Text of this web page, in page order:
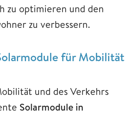
zu optimieren und den
zu verbessern.
für Mobilität
und des Verkehrs
Solarmodule in